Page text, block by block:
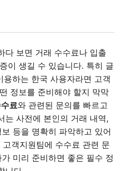
다 보면 거래 수수료나 입출
이 생길 수 있습니다. 특히 글
용하는 한국 사용자라면 고객
정보를 준비해야 할지 막막
료와 관련된 문의를 빠르고
는 사전에 본인의 거래 내역,
등을 명확히 파악하고 있어
객지원팀에 수수료 관련 문
미리 준비하면 좋은 필수 정